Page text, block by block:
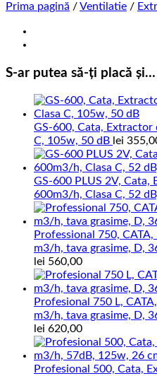
Prima pagină /Ventilatie /
S-ar putea să-ți placă și…
GS-600, Cata, Extractor
C, 105w, 50 dB lei
GS-600 PLUS 2V, Cata,
600m3/h, Clasa C, 52
Professional 750,
m3/h, tava grasime, D,
lei 560,00
Profesional 750 L,
m3/h, tava grasime, D,
lei 620,00
Profesional 500, Cata,